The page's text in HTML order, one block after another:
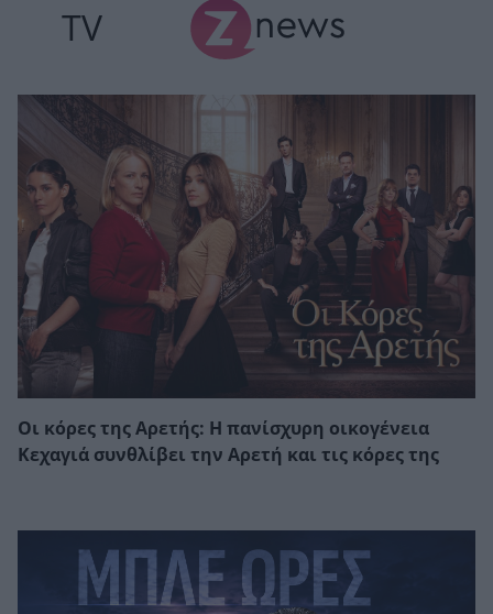
TV
Οι κόρες της Αρετής: Η πανίσχυρη οικογένεια
Κεχαγιά συνθλίβει την Αρετή και τις κόρες της